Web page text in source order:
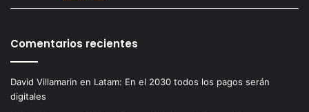
Comentarios recientes
David Villamarin en Latam: En el 2030 todos los pagos serán
digitales